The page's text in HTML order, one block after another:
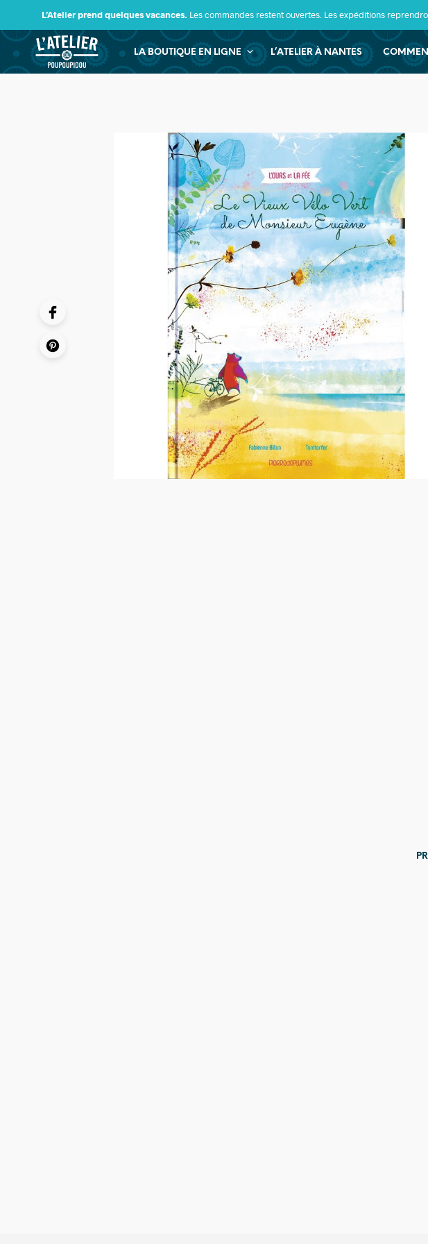
L’Atelier prend quelques vacances. Les commandes restent ouvertes. Les expéditions
LA BOUTIQUE EN LIGNE L’ATELIER À NANTES